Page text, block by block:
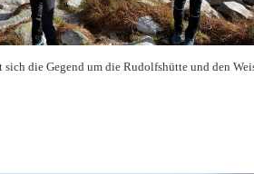
die Gegend um die Rudolfshütte und den